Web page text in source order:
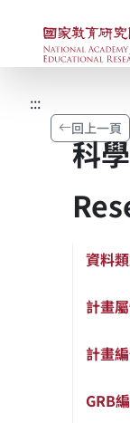
跳到主要內容
國家
:::
回上一頁
科
資料
計畫
計畫
GRB